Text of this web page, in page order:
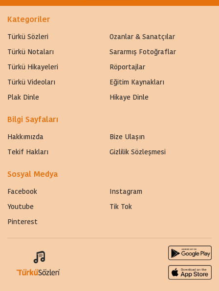
Kategoriler
Türkü Sözleri
Ozanlar & Sanatçılar
Türkü Notaları
Sararmış Fotoğraflar
Türkü Hikayeleri
Röportajlar
Türkü Videoları
Eğitim Kaynakları
Plak Dinle
Hikaye Dinle
Bilgi Sayfaları
Hakkımızda
Bize Ulaşın
Tekif Hakları
Gizlilik Sözleşmesi
Sosyal Medya
Facebook
Instagram
Youtube
Tik Tok
Pinterest